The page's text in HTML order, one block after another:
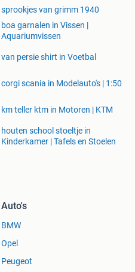
sprookjes van grimm 1940
boa garnalen in Vissen |
Aquariumvissen
van persie shirt in Voetbal
corgi scania in Modelauto's | 1:50
km teller ktm in Motoren | KTM
houten school stoeltje in
Kinderkamer | Tafels en Stoelen
Auto's
BMW
Opel
Peugeot